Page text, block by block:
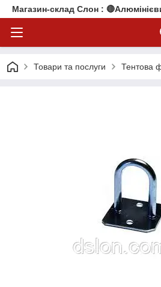
Магазин-склад Слон :
Товари та послуги Тентова